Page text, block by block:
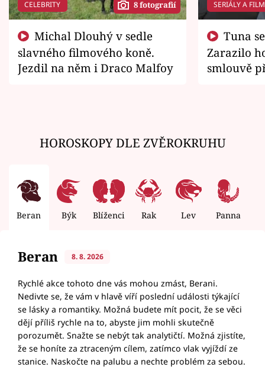
CELEBRITY 8 fotografií
slavného filmového koně.
Jezdil na něm i Draco Malfoy
SERIÁLY A
Zarazilo
smlouvě
HOROSKOPY DLE ZVĚROKRUHU
Beran Býk Blíženci Rak Lev Panna
Beran 8. 8. 2026
Rychlé akce tohoto dne vás mohou zmást, Berani.
Nedivte se, že vám v hlavě víří poslední události týkající
se lásky a romantiky. Možná budete mít pocit, že se věci
dějí příliš rychle na to, abyste jim mohli skutečně
porozumět. Snažte se nebýt tak analytičtí. Možná zjistíte,
že se honíte za ztraceným cílem, zatímco vlak vyjíždí ze
stanice. Naskočte na palubu a nechte problém za sebou.